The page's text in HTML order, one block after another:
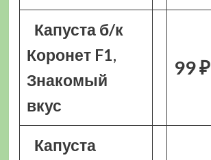
Капуста б/к
Коронет F1,
Знакомый
вкус
99 ₽
Капуста